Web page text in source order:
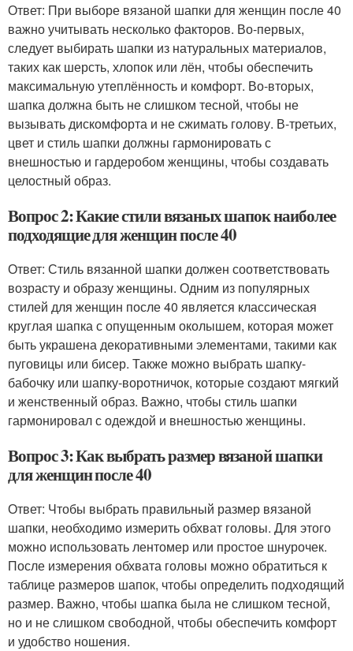
Ответ: При выборе вязаной шапки для женщин после 40
важно учитывать несколько факторов. Во-первых,
следует выбирать шапки из натуральных материалов,
таких как шерсть, хлопок или лён, чтобы обеспечить
максимальную утеплённость и комфорт. Во-вторых,
шапка должна быть не слишком тесной, чтобы не
вызывать дискомфорта и не сжимать голову. В-третьих,
цвет и стиль шапки должны гармонировать с
внешностью и гардеробом женщины, чтобы создавать
целостный образ.
Вопрос 2: Какие стили вязаных шапок наиболее
подходящие для женщин после 40
Ответ: Стиль вязанной шапки должен соответствовать
возрасту и образу женщины. Одним из популярных
стилей для женщин после 40 является классическая
круглая шапка с опущенным околышем, которая может
быть украшена декоративными элементами, такими как
пуговицы или бисер. Также можно выбрать шапку-
бабочку или шапку-воротничок, которые создают мягкий
и женственный образ. Важно, чтобы стиль шапки
гармонировал с одеждой и внешностью женщины.
Вопрос 3: Как выбрать размер вязаной шапки
для женщин после 40
Ответ: Чтобы выбрать правильный размер вязаной
шапки, необходимо измерить обхват головы. Для этого
можно использовать лентомер или простое шнурочек.
После измерения обхвата головы можно обратиться к
таблице размеров шапок, чтобы определить подходящий
размер. Важно, чтобы шапка была не слишком тесной,
но и не слишком свободной, чтобы обеспечить комфорт
и удобство ношения.